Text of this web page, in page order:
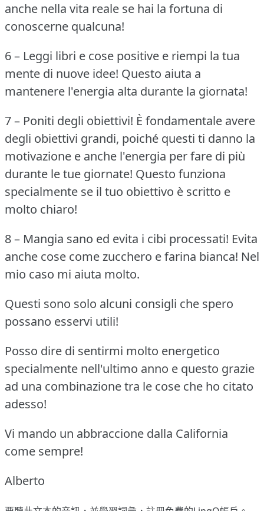
anche nella vita reale se hai la fortuna di
conoscerne qualcuna!
6 – Leggi libri e cose positive e riempi la tua
mente di nuove idee! Questo aiuta a
mantenere l'energia alta durante la giornata!
7 – Poniti degli obiettivi! È fondamentale avere
degli obiettivi grandi, poiché questi ti danno la
motivazione e anche l'energia per fare di più
durante le tue giornate! Questo funziona
specialmente se il tuo obiettivo è scritto e
molto chiaro!
8 – Mangia sano ed evita i cibi processati! Evita
anche cose come zucchero e farina bianca! Nel
mio caso mi aiuta molto.
Questi sono solo alcuni consigli che spero
possano esservi utili!
Posso dire di sentirmi molto energetico
specialmente nell'ultimo anno e questo grazie
ad una combinazione tra le cose che ho citato
adesso!
Vi mando un abbraccione dalla California
come sempre!
Alberto